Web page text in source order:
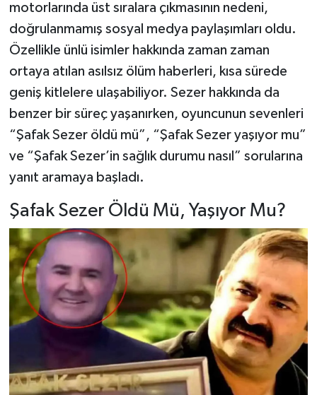
motorlarında üst sıralara çıkmasının nedeni,
doğrulanmamış sosyal medya paylaşımları oldu.
Özellikle ünlü isimler hakkında zaman zaman
ortaya atılan asılsız ölüm haberleri, kısa sürede
geniş kitlelere ulaşabiliyor. Sezer hakkında da
benzer bir süreç yaşanırken, oyuncunun sevenleri
“Şafak Sezer öldü mü”, “Şafak Sezer yaşıyor mu”
ve “Şafak Sezer’in sağlık durumu nasıl” sorularına
yanıt aramaya başladı.
Şafak Sezer Öldü Mü, Yaşıyor Mu?